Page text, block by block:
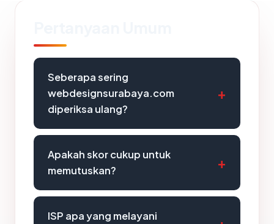
Seberapa sering
webdesignsurabaya.com
diperiksa ulang?
Apakah skor cukup untuk
memutuskan?
ISP apa yang melayani